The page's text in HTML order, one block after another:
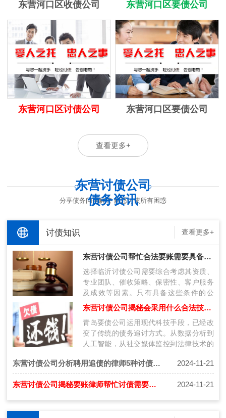
东营河口区收债公司 东营河口区要债公司
东营河口区讨债公司 东营河口区要债公司
查看更多+
东营讨债公司
债务资讯
分享债务问题解答 解惑讨债所有困惑
讨债知识 查看更多+
东营讨债公司帮忙合法要账需要具备什么条件呢？
选择临沂讨债公司需要综合考虑其资质、
专业团队、催收策略、保密性、客户服务
及成效等因素。只有具备这些条件的公
司，才能在复杂的债务纠纷中为客户提供
有效…
东营讨债公司揭秘会采用什么合法技术讨债呢？
青岛要债公司运用现代科技手段，已经改
变了传统的债务追讨方式。从数据分析到
人工智能，从社交媒体监控到法律技术的
也…
东营讨债公司分析聘用追债的律师5种讨债技巧！ 2024-11-21
东营讨债公司揭秘要账律师帮忙讨债需要注意什么？ 2024-11-21